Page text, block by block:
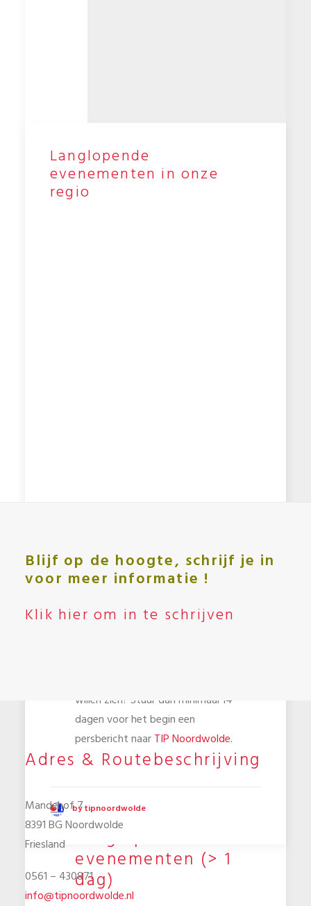
Langlopende
evenementen (> 1
dag)
Langlopende
evenementen in onze
regio
willen zien? Stuur dan minimaal 14
dagen voor het begin een
persbericht naarTIP Noordwolde.
by tipnoordwolde
Blijf op de hoogte, schrijf je in
voor meer informatie !
Klik hier om in te schrijven
Adres & Routebeschrijving
Mandehof 7
8391 BG Noordwolde
Friesland
0561 – 430871
info@tipnoordwolde.nl